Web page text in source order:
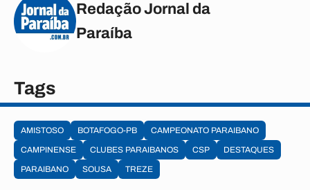
Redação Jornal da
Paraíba
Tags
AMISTOSO BOTAFOGO-PB
CAMPEONATO PARAIBANO
CAMPINENSE
CLUBES PARAIBANOS CSP
DESTAQUES
PARAIBANO
SOUSA TREZE